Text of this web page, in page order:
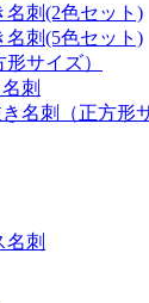
名刺(2色セット)
名刺(5色セット)
サイズ）
刺
名刺（正方形
名刺